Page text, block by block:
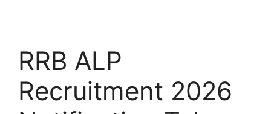
RRB ALP
Recruitment 2026